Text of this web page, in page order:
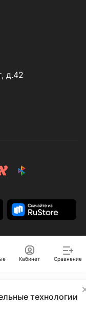
д.42
Кабинет Сравнение
технологии